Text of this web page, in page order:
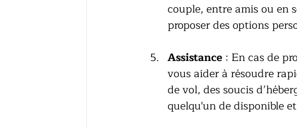
couple, entre amis ou en
proposer des options
Assistance : En cas de
vous aider à résoudre
de vol, des soucis
quelqu'un de disponible